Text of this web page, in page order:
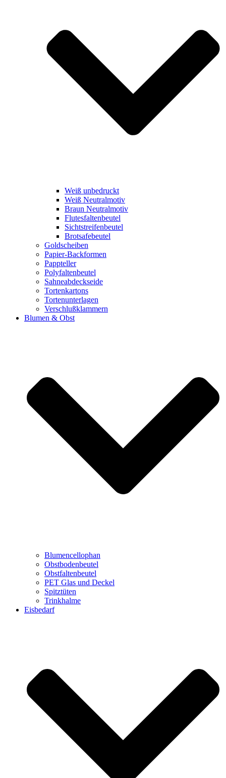
Weiß unbedruckt
Weiß Neutralmotiv
Braun Neutralmotiv
Flutesfaltenbeutel
Sichtstreifenbeutel
Brotsafebeutel
Goldscheiben
Papier-Backformen
Pappteller
Polyfaltenbeutel
Sahneabdeckseide
Tortenkartons
Tortenunterlagen
Verschlußklammern
Blumen & Obst
Blumencellophan
Obstbodenbeutel
Obstfaltenbeutel
PET Glas und Deckel
Spitztüten
Trinkhalme
Eisbedarf